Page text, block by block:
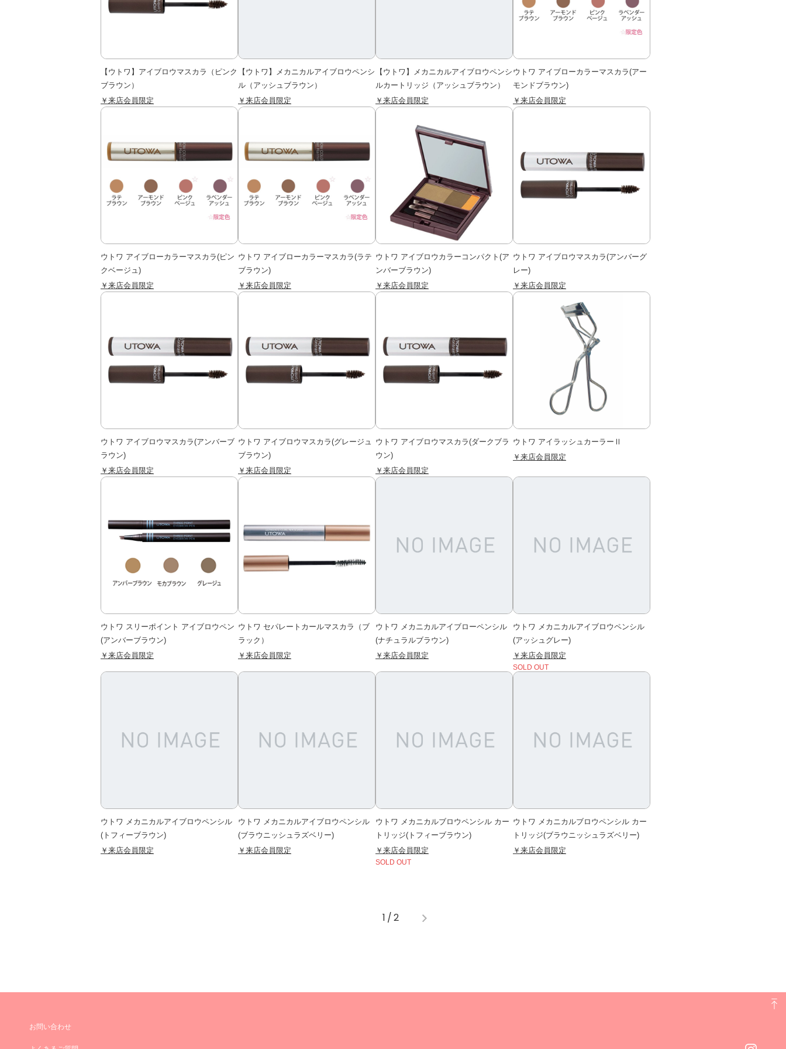
【ウトワ】アイブロウマスカラ（ピンク
ブラウン）
￥来店会員限定
【ウトワ】メカニカルアイブロウペンシ
ル（アッシュブラウン）
￥来店会員限定
【ウトワ】メカニカルアイブロウペンシ
ルカートリッジ（アッシュブラウン）
￥来店会員限定
ウトワ アイブローカラーマスカラ(アー
モンドブラウン)
￥来店会員限定
ウトワ アイブローカラーマスカラ(ピン
クベージュ)
￥来店会員限定
ウトワ アイブローカラーマスカラ(ラテ
ブラウン)
￥来店会員限定
ウトワ アイブロウカラーコンパクト(ア
ンバーブラウン)
￥来店会員限定
ウトワ アイブロウマスカラ(アンバーグ
レー)
￥来店会員限定
ウトワ アイブロウマスカラ(アンバーブ
ラウン)
￥来店会員限定
ウトワ アイブロウマスカラ(グレージュ
ブラウン)
￥来店会員限定
ウトワ アイブロウマスカラ(ダークブラ
ウン)
￥来店会員限定
ウトワ アイラッシュカーラーⅡ
￥来店会員限定
ウトワ スリーポイント アイブロウペン
(アンバーブラウン)
￥来店会員限定
ウトワ セパレートカールマスカラ（ブ
ラック）
￥来店会員限定
ウトワ メカニカルアイブローペンシル
(ナチュラルブラウン)
￥来店会員限定
ウトワ メカニカルアイブロウペンシル
(アッシュグレー)
￥来店会員限定
SOLD OUT
ウトワ メカニカルアイブロウペンシル
(トフィーブラウン)
￥来店会員限定
ウトワ メカニカルアイブロウペンシル
(ブラウニッシュラズベリー)
￥来店会員限定
ウトワ メカニカルブロウペンシル カー
トリッジ(トフィーブラウン)
￥来店会員限定
SOLD OUT
ウトワ メカニカルブロウペンシル カー
トリッジ(ブラウニッシュラズベリー)
￥来店会員限定
1 /2
お問い合わせ